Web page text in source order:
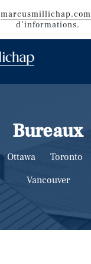
marcusmillichap.com
d’informations.
Bureaux
Ottawa Toronto
Vancouver